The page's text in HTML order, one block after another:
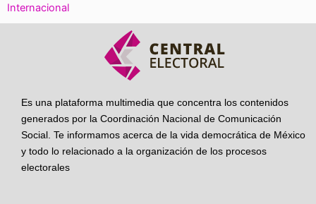
Internacional
Es una plataforma multimedia que concentra los contenidos
generados por la Coordinación Nacional de Comunicación
Social. Te informamos acerca de la vida democrática de México
y todo lo relacionado a la organización de los procesos
electorales